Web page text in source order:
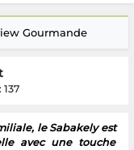
Gourmande
le Sabakely est
avec une touche